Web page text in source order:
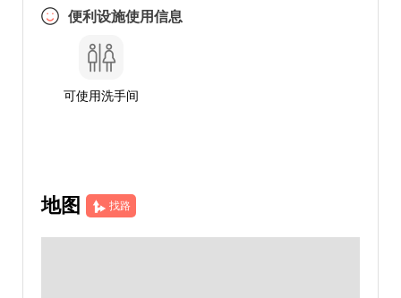
便利设施使用信息
可使用洗手间
地图 找路